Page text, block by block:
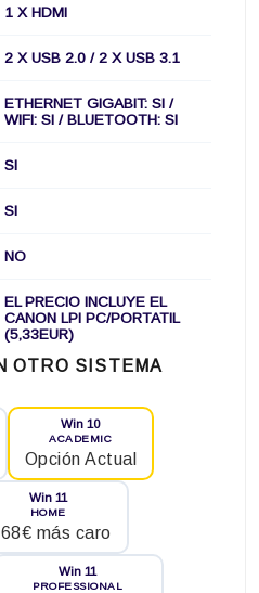
1 X HDMI
2 X USB 2.0 / 2 X USB 3.1
ETHERNET GIGABIT: SI /
WIFI: SI / BLUETOOTH: SI
SI
SI
NO
EL PRECIO INCLUYE EL
CANON LPI PC/PORTATIL
(5,33EUR)
OTRO SISTEMA
Win 10
ACADEMIC
Opción Actual
Win 11
HOME
más caro
Win 11
PROFESSIONAL